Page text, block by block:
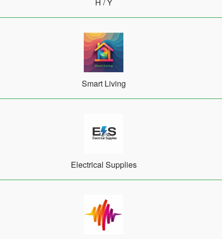
Η / Υ
Smart Living
Electrical Supplies